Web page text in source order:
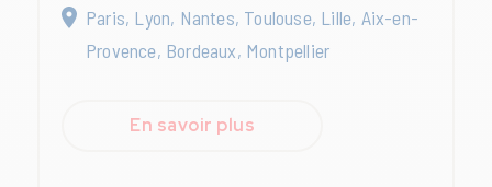
Paris, Lyon, Nantes, Toulouse, Lille, Aix-en-
Provence, Bordeaux, Montpellier
En savoir plus